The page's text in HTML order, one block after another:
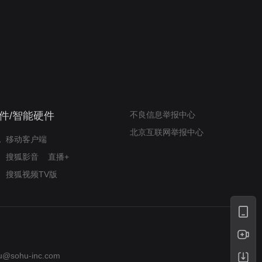
/智能硬件
移动客户端
搜狐影音
直播+
搜狐视频TV版
不良信息举报中心
北京互联网举报中心
inc.com